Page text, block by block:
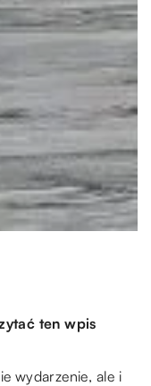
ten wpis
wydarzenie, ale i